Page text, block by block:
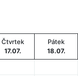
Čtvrtek
17.07.
Pátek
18.07.